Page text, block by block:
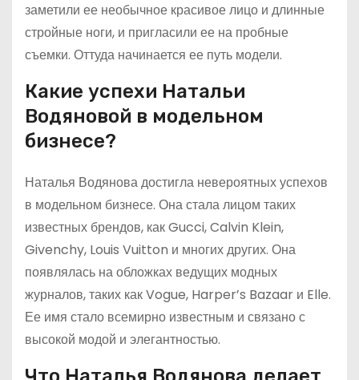
заметили ее необычное красивое лицо и длинные
стройные ноги, и пригласили ее на пробные
съемки. Оттуда начинается ее путь модели.
Какие успехи Натальи
Водяновой в модельном
бизнесе?
Наталья Водянова достигла невероятных успехов
в модельном бизнесе. Она стала лицом таких
известных брендов, как Gucci, Calvin Klein,
Givenchy, Louis Vuitton и многих других. Она
появлялась на обложках ведущих модных
журналов, таких как Vogue, Harper’s Bazaar и Elle.
Ее имя стало всемирно известным и связано с
высокой модой и элегантностью.